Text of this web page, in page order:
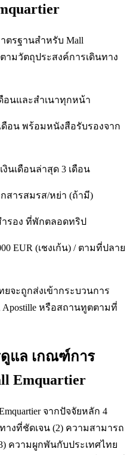
ตรฐานสำหรับ Mall
ามวัตถุประสงค์การเดินทาง
อนและสำเนาทุกหน้า
ดือน พร้อมหนังสือรับรองจาก
นเดือนล่าสุด 3 เดือน
สารสมรส/หย่า (ถ้ามี)
ำรอง ที่พักตลอดทริป
EUR (เชงเก้น) / ตามที่ปลาย
ยจะถูกส่งเข้ากระบวนการ
Apostille หรือสถานทูตตามที่
ดูแล เกณฑ์การ
Emquartier
จากปัจจัยหลัก 4
างที่ชัดเจน (2) ความสามารถ
ความผูกพันกับประเทศไทย